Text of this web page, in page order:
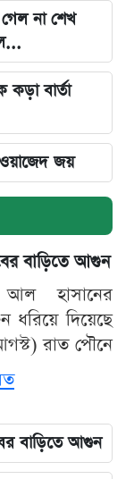
না শেখ
কড়া বার্তা
জয়
বাড়িতে আগুন
আল হাসানের
ধরিয়ে দিয়েছে
রাত পৌনে
বাড়িতে আগুন